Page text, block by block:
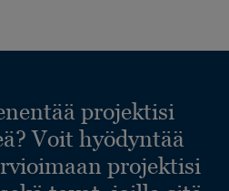
projektisi
Voit hyödyntää
projektisi